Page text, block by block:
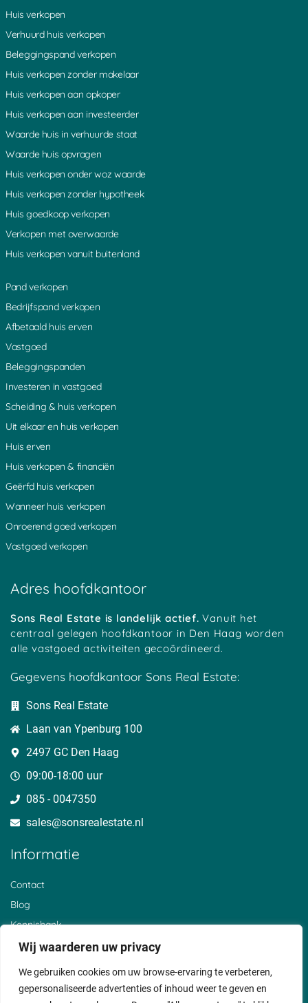
Wij waarderen uw privacy
We gebruiken cookies om uw browse-ervaring te verbeteren,
gepersonaliseerde advertenties of inhoud weer te geven en
Huis verkopen
Verhuurd huis verkopen
Beleggingspand verkopen
Huis verkopen zonder makelaar
Huis verkopen aan opkoper
Huis verkopen aan investeerder
Waarde huis in verhuurde staat
Waarde huis opvragen
Huis verkopen onder woz waarde
Huis verkopen zonder hypotheek
Huis goedkoop verkopen
Verkopen met overwaarde
Huis verkopen vanuit buitenland
Pand verkopen
Bedrijfspand verkopen
Afbetaald huis erven
Vastgoed
Beleggingspanden
Investeren in vastgoed
Scheiding & huis verkopen
Uit elkaar en huis verkopen
Huis erven
Huis verkopen & financiën
Geërfd huis verkopen
Wanneer huis verkopen
Onroerend goed verkopen
Vastgoed verkopen
Adres hoofdkantoor
Sons Real Estate is landelijk actief.Vanuit het
centraal gelegen hoofdkantoor in Den Haag worden
alle vastgoed activiteiten gecoördineerd.
Gegevens hoofdkantoor Sons Real Estate:
Sons Real Estate
Laan van Ypenburg 100
2497 GC Den Haag
09:00-18:00 uur
085 - 0047350
sales@sonsrealestate.nl​
Informatie
Contact
Blog
Kennisbank
Over ons
Privacyverklaring